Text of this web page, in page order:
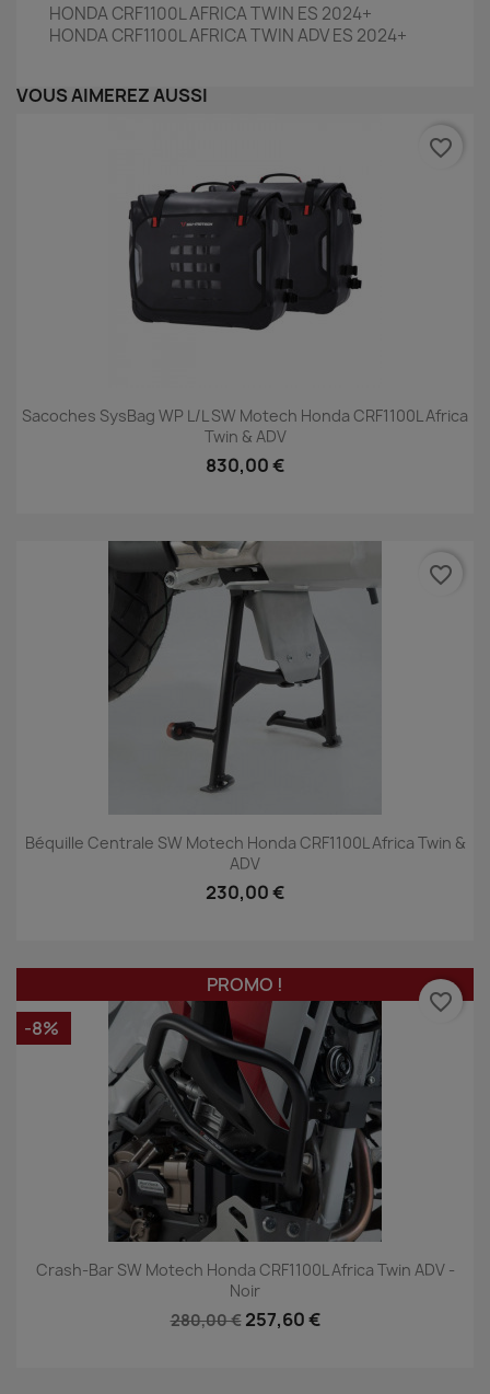
HONDA CRF1100L AFRICA TWIN ES 2024+
HONDA CRF1100L AFRICA TWIN ADV ES 2024+
VOUS AIMEREZ AUSSI
Sacoches SysBag WP L/L SW Motech Honda CRF1100L Africa
Twin & ADV
830,00 €
favorite_border
Béquille Centrale SW Motech Honda CRF1100L Africa Twin &
ADV
230,00 €
favorite_border
Crash-Bar SW Motech Honda CRF1100L Africa Twin ADV -
Noir
280,00 € 257,60 €
PROMO !
-8%
favorite_border